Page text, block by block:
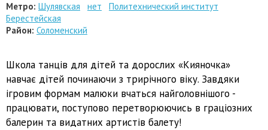
Метро: Шулявская нет
Политехнический институт
Берестейская
Район: Соломенский
Школа танців для дітей та дорослих «Кияночка»
навчає дітей починаючи з трирічного віку. Завдяки
ігровим формам малюки вчаться найголовнішого -
працювати, поступово перетворюючись в граціозних
балерин та видатних артистів балету!